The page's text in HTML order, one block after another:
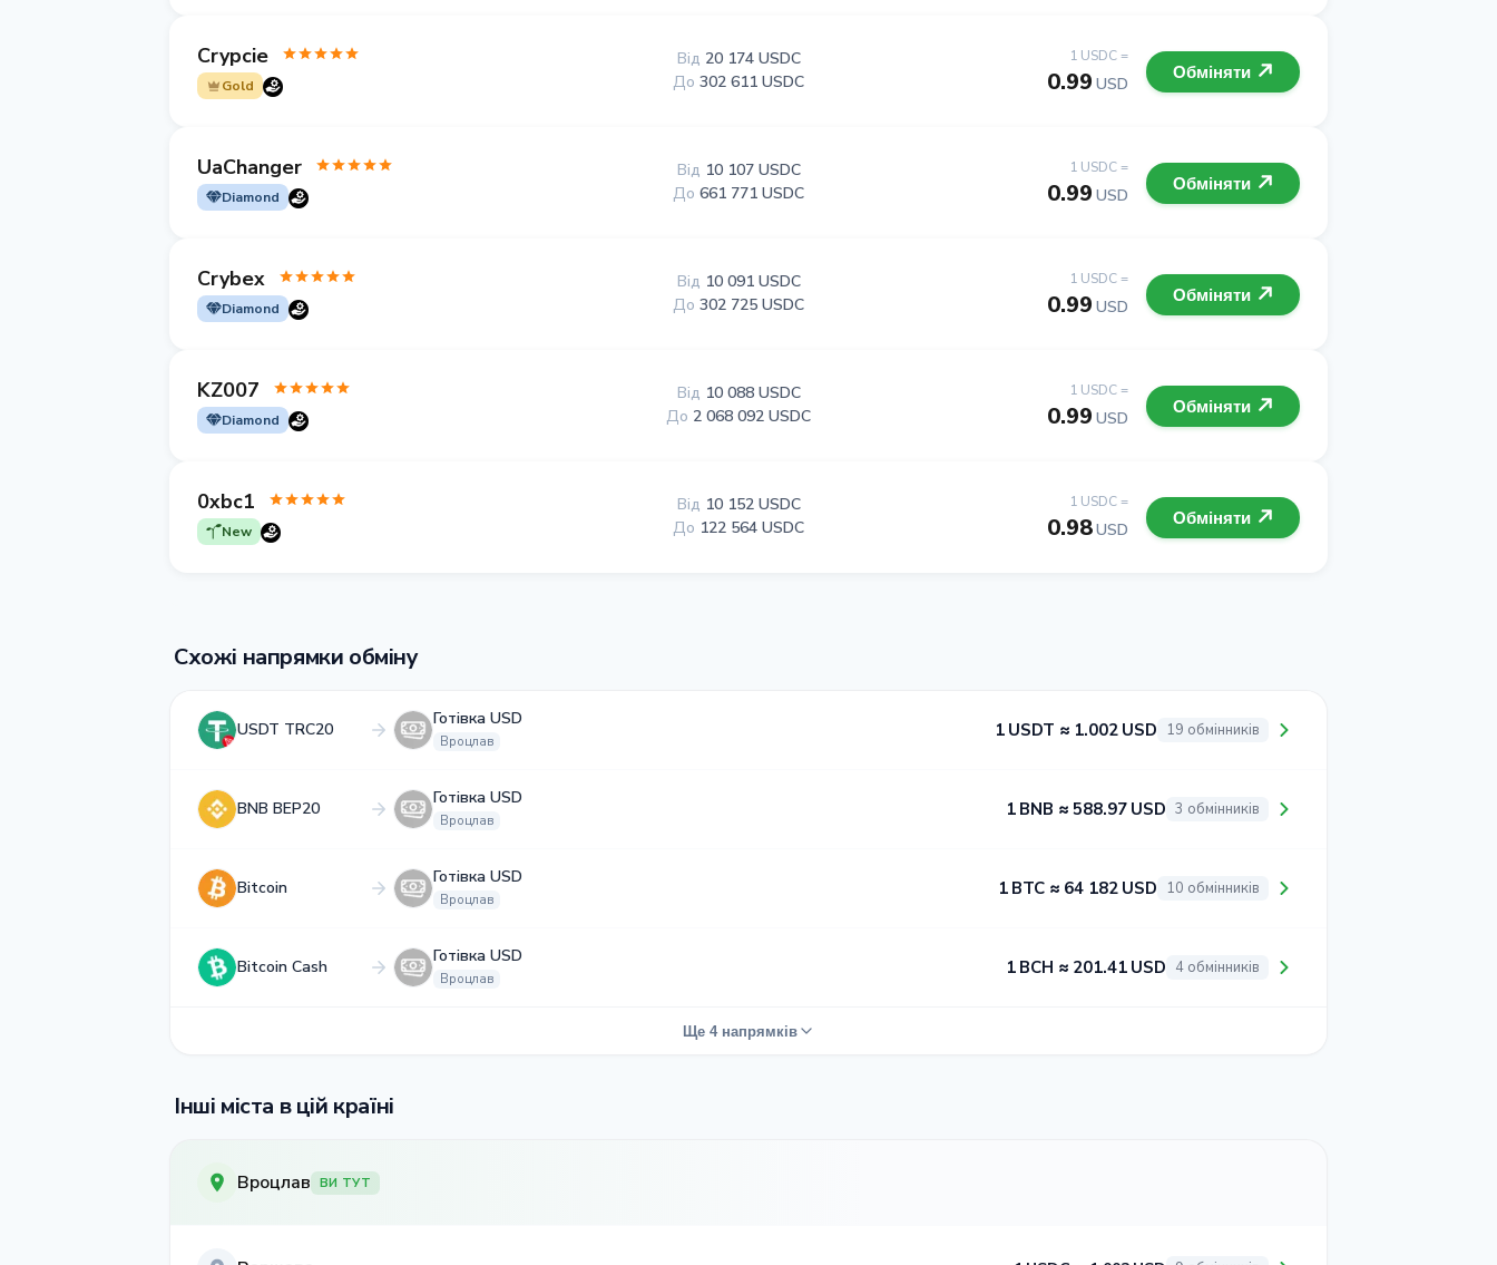
Crypcie
Gold
1 USDC =
0.99 USD
Від 20 174 USDC
До 302 611 USDC Обміняти
UaChanger
Diamond
1 USDC =
0.99 USD
Від 10 107 USDC
До 661 771 USDC Обміняти
Crybex
Diamond
1 USDC =
0.99 USD
Від 10 091 USDC
До 302 725 USDC Обміняти
KZ007
Diamond
1 USDC =
0.99 USD
Від 10 088 USDC
До 2 068 092 USDC Обміняти
0xbc1
New
1 USDC =
0.98USD
Від 10 152 USDC
До 122 564 USDC Обміняти
Схожі напрямки обміну
USDT TRC20
Готівка USD
Вроцлав
1 USDT ≈ 1.002 USD 19 обмінників
BNB BEP20
Готівка USD
Вроцлав
1 BNB ≈ 588.97 USD 3 обмінників
Bitcoin
Готівка USD
Вроцлав
1 BTC ≈ 64 182 USD 10 обмінників
Bitcoin Cash
Готівка USD
Вроцлав
1 BCH ≈ 201.41 USD 4 обмінників
Ще 4 напрямків
Інші міста в цій країні
Вроцлав ВИ ТУТ